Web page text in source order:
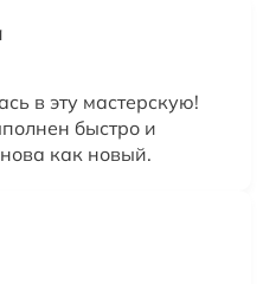
в эту мастерскую!
быстро и
как новый.